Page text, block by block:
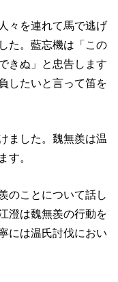
々を連れて馬で逃げ
た。藍忘機は「この
きぬ」と忠告します
したいと言って笛を
ました。魏無羨は温
す。
のことについて話し
澄は魏無羨の行動を
には温氏討伐におい